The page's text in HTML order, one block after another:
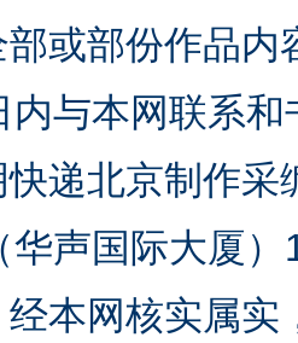
或部份作品
内与本网联系
递北京制作
华声国际大厦
本网核实属